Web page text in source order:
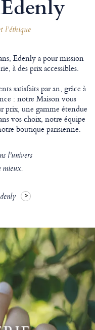
l’éthique
Edenly a pour mission
à des prix accessibles.
satisfaits par an, grâce à
: notre Maison vous
prix, une gamme étendue
vos choix, notre équipe
boutique parisienne.
l’univers